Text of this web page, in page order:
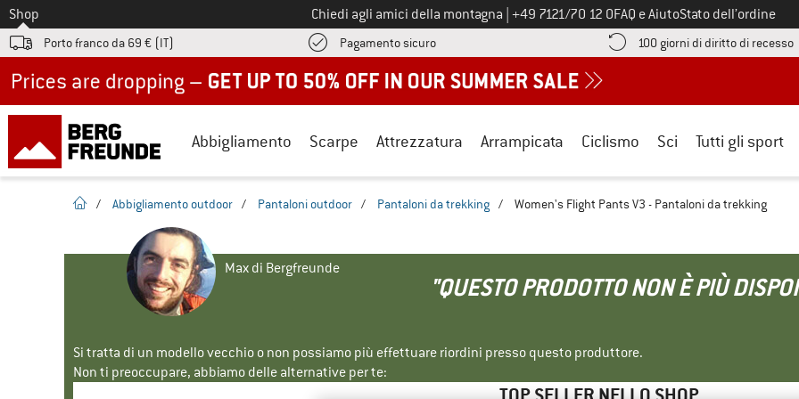
Allo
Shop Chiedi agli amici della montagna Chiamaci al numero
+49 7121/70 12 0FAQ e AiutoStato dell’ordine
Porto franco da 69 € (IT) Pagamento sicuroQui trovi le informazioni di pagamento! Si apre in una casella
100 giorni di diritto di recesso
Abbigliamento Scarpe Attrezzatura Arrampicata Ciclismo Sci Tutti gli sport
pagina iniziale
/ Abbigliamento outdoor / Pantaloni outdoor / Pantaloni da trekking / Women's Flight Pants V3 - Pantaloni da trekking
Max di Bergfreunde
"QUESTO PRODOTTO NON È PIÙ
Si tratta di un modello vecchio o non possiamo più effettuare riordini presso questo produttore.
Non ti preoccupare, abbiamo delle alternative per te: